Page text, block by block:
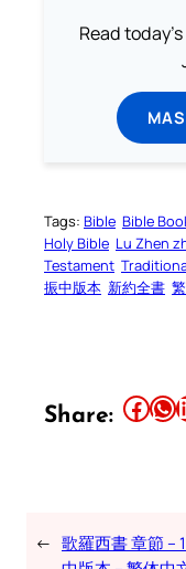
Read
Tags: Bible Bible
Holy Bible Lu Zhen
Testament
振中版本 新約全書
Share: Share this article on Facebook Share this article on WhatsApp Share this
← 歌羅西書 章節 –